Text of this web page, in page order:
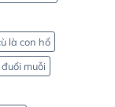
là con hổ
muỗi